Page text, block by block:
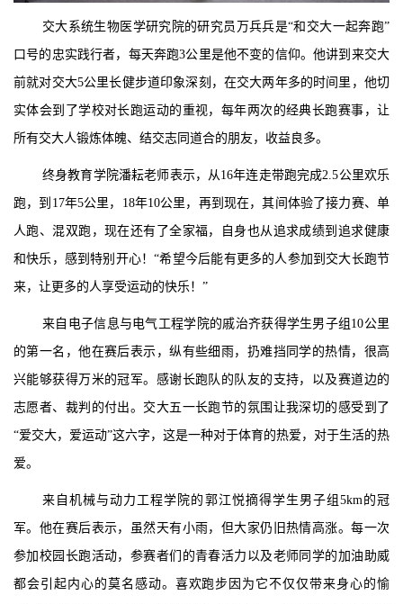
交大系统生物医学研究院的研究员万兵兵是“和交大一起奔跑”
口号的忠实践行者，每天奔跑3公里是他不变的信仰。他讲到来交大
前就对交大5公里长健步道印象深刻，在交大两年多的时间里，他切
实体会到了学校对长跑运动的重视，每年两次的经典长跑赛事，让
所有交大人锻炼体魄、结交志同道合的朋友，收益良多。
终身教育学院潘耘老师表示，从16年连走带跑完成2.5公里欢乐
跑，到17年5公里，18年10公里，再到现在，其间体验了接力赛、单
人跑、混双跑，现在还有了全家福，自身也从追求成绩到追求健康
和快乐，感到特别开心！“希望今后能有更多的人参加到交大长跑节
来，让更多的人享受运动的快乐！”
来自电子信息与电气工程学院的戚治齐获得学生男子组10公里
的第一名，他在赛后表示，纵有些细雨，扔难挡同学的热情，很高
兴能够获得万米的冠军。感谢长跑队的队友的支持，以及赛道边的
志愿者、裁判的付出。交大五一长跑节的氛围让我深切的感受到了
“爱交大，爱运动”这六字，这是一种对于体育的热爱，对于生活的热
爱。
来自机械与动力工程学院的郭江悦摘得学生男子组5km的冠
军。他在赛后表示，虽然天有小雨，但大家仍旧热情高涨。每一次
参加校园长跑活动，参赛者们的青春活力以及老师同学的加油助威
都会引起内心的莫名感动。喜欢跑步因为它不仅仅带来身心的愉